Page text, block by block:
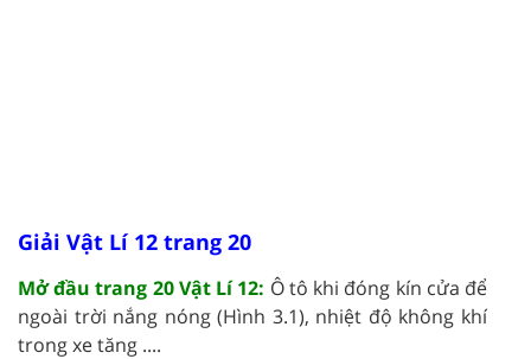
Giải Vật Lí 12 trang 20
Mở đầu trang 20 Vật Lí 12: Ô tô khi đóng kín cửa để
ngoài trời nắng nóng (Hình 3.1), nhiệt độ không khí
trong xe tăng ....